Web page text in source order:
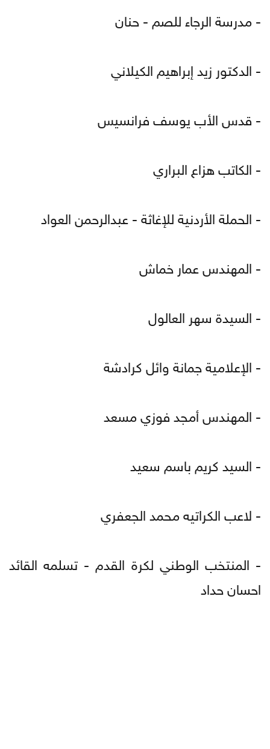
- مدرسة الرجاء للصم - حنان
- الدكتور زيد إبراهيم الكيلاني
- قدس الأب يوسف فرانسيس
- الكاتب هزاع البراري
- الحملة الأردنية للإغاثة - عبدالرحمن العواد
- المهندس عمار خماش
- السيدة سهر العالول
- الإعلامية جمانة وائل كرادشة
- المهندس أمجد فوزي مسعد
- السيد كريم باسم سعيد
- لاعب الكراتيه محمد الجعفري
- المنتخب الوطني لكرة القدم - تسلمه القائد
احسان حداد